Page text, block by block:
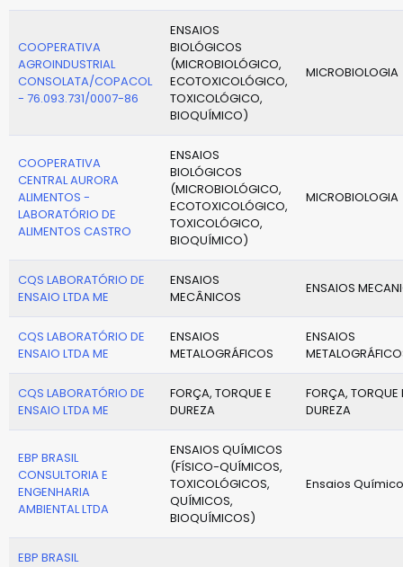
COOPERATIVA
AGROINDUSTRIAL
CONSOLATA/COPACOL
- 76.093.731/0007-86
ENSAIOS
BIOLÓGICOS
(MICROBIOLÓGICO,
ECOTOXICOLÓGICO,
TOXICOLÓGICO,
BIOQUÍMICO)
MICROBIOLOGIA
COOPERATIVA
CENTRAL AURORA
ALIMENTOS -
LABORATÓRIO DE
ALIMENTOS CASTRO
ENSAIOS
BIOLÓGICOS
(MICROBIOLÓGICO,
ECOTOXICOLÓGICO,
TOXICOLÓGICO,
BIOQUÍMICO)
MICROBIOLOGIA
CQS LABORATÓRIO DE
ENSAIO LTDA ME
ENSAIOS
MECÂNICOS
ENSAIOS
CQS LABORATÓRIO DE
ENSAIO LTDA ME
ENSAIOS
METALOGRÁFICOS
ENSAIOS
CQS LABORATÓRIO DE
ENSAIO LTDA ME
FORÇA, TORQUE E
DUREZA
FORÇA, TORQUE
DUREZA
EBP BRASIL
CONSULTORIA E
ENGENHARIA
AMBIENTAL LTDA
ENSAIOS QUÍMICOS
(FÍSICO-QUÍMICOS,
TOXICOLÓGICOS,
QUÍMICOS,
BIOQUÍMICOS)
Ensaios
EBP BRASIL